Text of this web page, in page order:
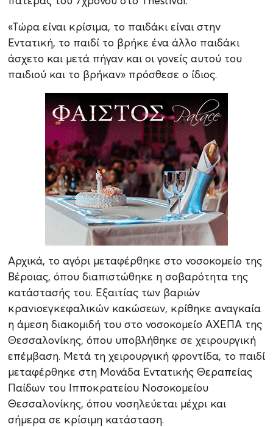
«Τώρα είναι κρίσιμα, το παιδάκι είναι στην
Εντατική, το παιδί το βρήκε ένα άλλο παιδάκι
άσχετο και μετά πήγαν και οι γονείς αυτού του
παιδιού και το βρήκαν» πρόσθεσε ο ίδιος.
Αρχικά, το αγόρι μεταφέρθηκε στο νοσοκομείο της
Βέροιας, όπου διαπιστώθηκε η σοβαρότητα της
κατάστασής του. Εξαιτίας των βαριών
κρανιοεγκεφαλικών κακώσεων, κρίθηκε αναγκαία
η άμεση διακομιδή του στο νοσοκομείο ΑΧΕΠΑ της
Θεσσαλονίκης, όπου υποβλήθηκε σε χειρουργική
επέμβαση. Μετά τη χειρουργική φροντίδα, το παιδί
μεταφέρθηκε στη Μονάδα Εντατικής Θεραπείας
Παίδων του Ιπποκρατείου Νοσοκομείου
Θεσσαλονίκης, όπου νοσηλεύεται μέχρι και
σήμερα σε κρίσιμη κατάσταση.